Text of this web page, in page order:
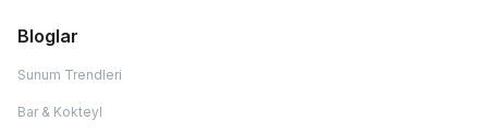
Bloglar
Sunum Trendleri
Bar & Kokteyl